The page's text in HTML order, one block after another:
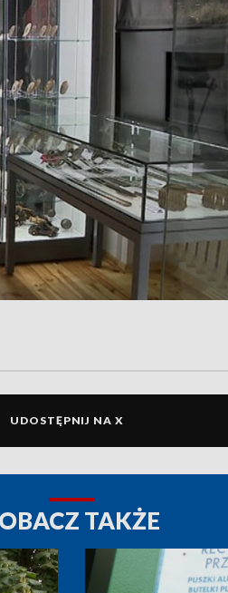
UDOSTĘPNIJ NA X
TAKŻE